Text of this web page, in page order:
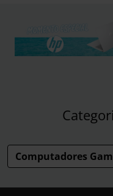
Computadores